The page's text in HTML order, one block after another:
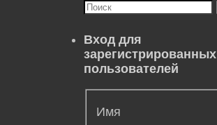
Вход для
зарегистрированных
пользователей
Имя